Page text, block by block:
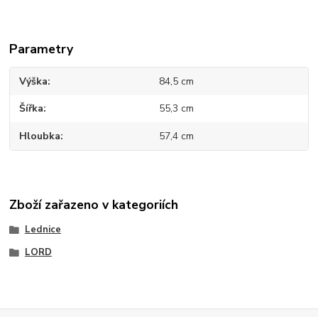
Parametry
Výška 84,5 cm
Šířka 55,3 cm
Hloubka 57,4 cm
Zboží zařazeno v kategoriích
Lednice
LORD